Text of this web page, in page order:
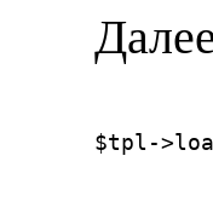
$tpl-